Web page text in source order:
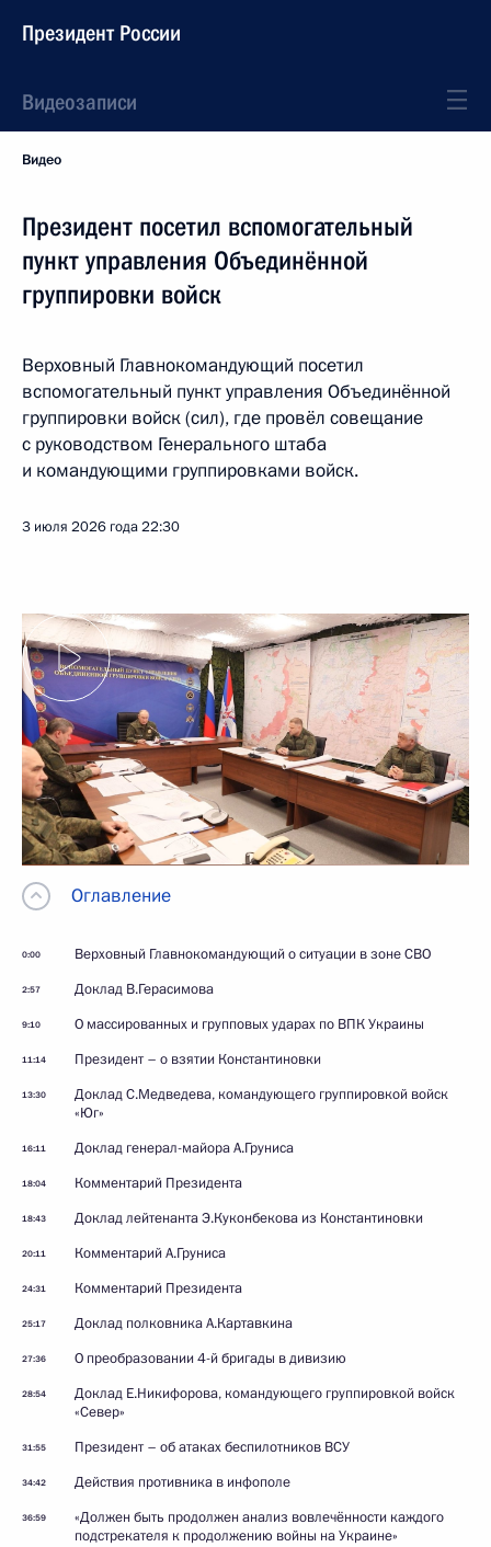
Президент России
Видеозаписи
Видео
Президент посетил вспомогательный
пункт управления Объединённой
группировки войск
Верховный Главнокомандующий посетил
вспомогательный пункт управления Объединённой
группировки войск (сил), где провёл совещание
с руководством Генерального штаба
и командующими группировками войск.
3 июля 2026 года22:30
Оглавление
0:00 Верховный Главнокомандующий о ситуации в зоне СВО
2:57 Доклад В.Герасимова
9:10 О массированных и групповых ударах по ВПК Украины
11:14 Президент – о взятии Константиновки
13:30
Доклад С.Медведева, командующего группировкой войск
«Юг»
16:11 Доклад генерал-майора А.Груниса
18:04 Комментарий Президента
18:43 Доклад лейтенанта Э.Куконбекова из Константиновки
20:11 Комментарий А.Груниса
24:31 Комментарий Президента
25:17 Доклад полковника А.Картавкина
27:36 О преобразовании 4-й бригады в дивизию
28:54
Доклад Е.Никифорова, командующего группировкой войск
«Север»
31:55 Президент – об атаках беспилотников ВСУ
34:42 Действия противника в инфополе
36:59
«Должен быть продолжен анализ вовлечённости каждого
подстрекателя к продолжению войны на Украине»